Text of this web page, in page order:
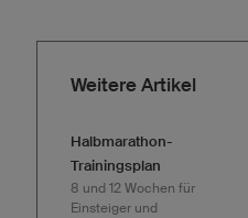
Weitere Artikel
Halbmarathon-
Trainingsplan
8 und 12 Wochen für
Einsteiger und